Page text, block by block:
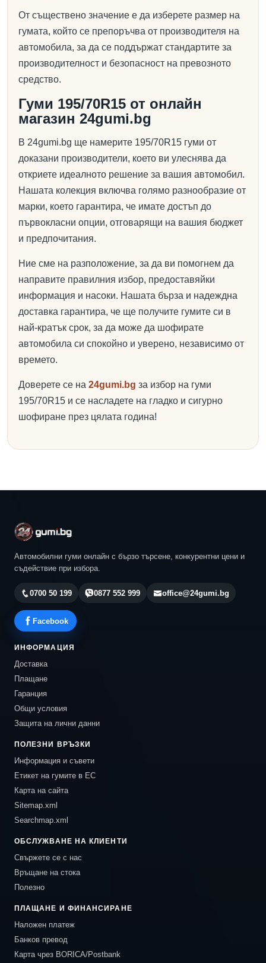
От съществено значение е да изберете размер на
гумата, който се препоръчва от производителя на
автомобила, за да се поддържат стандартите за
производителност и безопасност на превозното
средство.
Гуми 195/70R15 от онлайн
магазин 24gumi.bg
В 24gumi.bg ще намерите 195/70R15 гуми от
доказани производители, което ви улеснява да
откриете идеалното решение за вашия автомобил.
Нашата колекция включва голямо разнообразие от
марки, което гарантира, че имате достъп до
първокласни опции, отговарящи на вашия бюджет
и предпочитания.
Ние сме на разположение, за да ви помогнем да
направите правилния избор, предоставяйки
информация и насоки. Нашата бърза и надеждна
доставка гарантира, че ще получите гумите си в
най-кратък срок, за да може да шофирате
автомобила си спокойно и уверено, независимо от
времето.
Доверете се на 24gumi.bg за избор на гуми
195/70R15 и се насладете на гладко и сигурно
шофиране през цялата година!
Автомобилни гуми онлайн с бързо търсене, конкурентни цени и
съдействие при избора.
0700 50 199 0877 552 999 office@24gumi.bg
Facebook
ИНФОРМАЦИЯ
Доставка
Плащане
Гаранция
Общи условия
Защита на лични данни
ПОЛЕЗНИ ВРЪЗКИ
Информация и съвети
Етикет на гумите в ЕС
Карта на сайта
Sitemap.xml
Searchmap.xml
ОБСЛУЖВАНЕ НА КЛИЕНТИ
Свържете се с нас
Връщане на стока
Полезно
ПЛАЩАНЕ И ФИНАНСИРАНЕ
Наложен платеж
Банков превод
Карта чрез BORICA/Postbank